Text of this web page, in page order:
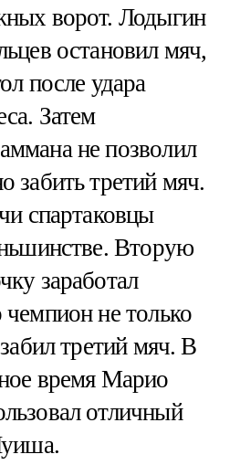
ворот. Лодыгин
остановил мяч,
после удара
Затем
не позволил
забить третий мяч.
спартаковцы
Вторую
заработал
не только
третий мяч. В
время Марио
отличный